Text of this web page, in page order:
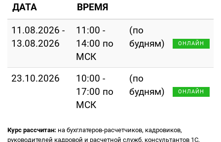
ДАТА ВРЕМЯ
11.08.2026 -
13.08.2026
11:00 -
14:00 по
МСК
(по
будням)
ОНЛАЙН
23.10.2026
10:00 -
17:00 по
МСК
(по
будням)
ОНЛАЙН
Курс рассчитан: на бухглатеров-расчетчиков, кадровиков,
руководителей кадровой и расчетной служб, консультантов 1С,